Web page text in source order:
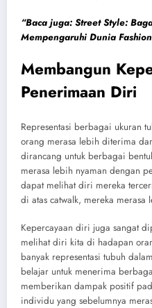
“Baca juga: Street Style:
Mempengaruhi Dunia
Membangun
Penerimaan Diri
Representasi berbagai ukuran
orang merasa lebih diterima
dirancang untuk berbagai
merasa lebih nyaman dengan
dapat melihat diri mereka
di atas catwalk, mereka
Kepercayaan diri juga sangat
melihat diri kita di hadapan
banyak representasi tubuh
belajar untuk menerima
memberikan dampak positif
individu yang sebelumnya